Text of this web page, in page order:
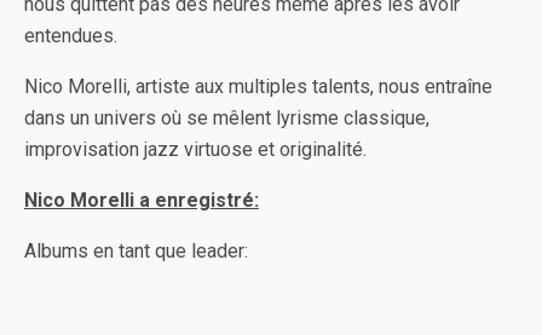
entendues.
Nico Morelli, artiste aux multiples talents, nous entraîne
dans un univers où se mêlent lyrisme classique,
improvisation jazz virtuose et originalité.
Nico Morelli a enregistré:
Albums en tant que leader: